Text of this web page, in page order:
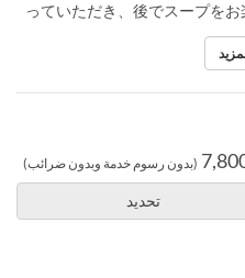
っていただき、後でスープを
(بدون رسوم خدمة وبدون ضرائب)
تحديد